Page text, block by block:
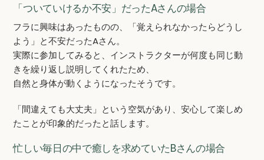
「ついていけるか不安」だったAさんの場合
フラに興味はあったものの、「覚えられなかったらどうし
よう」と不安だったAさん。
実際に参加してみると、インストラクターが何度も同じ動
きを繰り返し説明してくれたため、
自然と身体が動くようになったそうです。
「間違えても大丈夫」という空気があり、安心して楽しめ
たことが印象的だったと話します。
忙しい毎日の中で癒しを求めていたBさんの場合